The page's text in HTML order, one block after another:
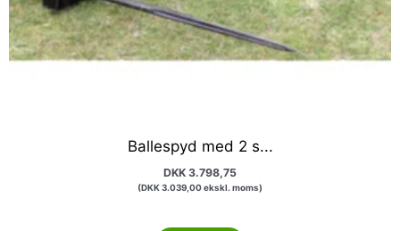
Ballespyd med 2 s...
DKK 3.798,75
(DKK3.039,00ekskl. moms)